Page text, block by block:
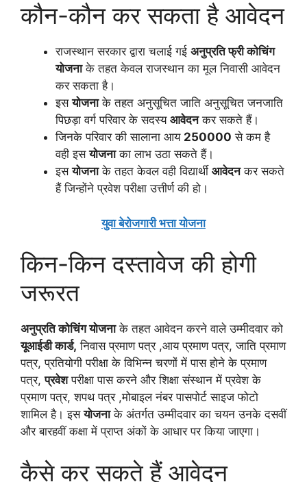
कौन-कौन कर सकता है आवेदन
राजस्थान सरकार द्वारा चलाई गई अनुप्रति फ्री कोचिंग
योजनाके तहत केवल राजस्थान का मूल निवासी आवेदन
कर सकता है।
इसयोजनाके तहत अनुसूचित जाति अनुसूचित जनजाति
पिछड़ा वर्ग परिवार के सदस्य आवेदनकर सकते हैं‌।
जिनके परिवार की सालाना आय 250000 से कम है
वही इसयोजनाका लाभ उठा सकते हैं।
इसयोजनाके तहत केवल वही विद्यार्थी आवेदनकर सकते
हैं जिन्होंने प्रवेश परीक्षा उत्तीर्ण की हो।
युवा बेरोजगारी भत्ता योजना
किन-किन दस्तावेज की होगी
जरूरत
अनुप्रति कोचिंग योजनाके तहत आवेदन करने वाले उम्मीदवार को
यूआईडी कार्ड, निवास प्रमाण पत्र ,आय प्रमाण पत्र, जाति प्रमाण
पत्र, प्रतियोगी परीक्षा के विभिन्न चरणों में पास होने के प्रमाण
पत्र,प्रवेशपरीक्षा पास करने और शिक्षा संस्थान में प्रवेश के
प्रमाण पत्र, शपथ पत्र ,मोबाइल नंबर पासपोर्ट साइज फोटो
शामिल है। इसयोजनाके अंतर्गत उम्मीदवार का चयन उनके दसवीं
और बारहवीं कक्षा में प्राप्त अंकों के आधार पर किया जाएगा।
कैसे कर सकते हैं आवेदन